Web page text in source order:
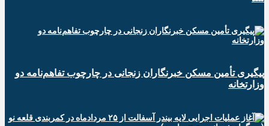
پیگیری تأمین مسکن خبرنگاران زنجانی در چارچوب تفاهم‌نامه دو
وزارتخانه